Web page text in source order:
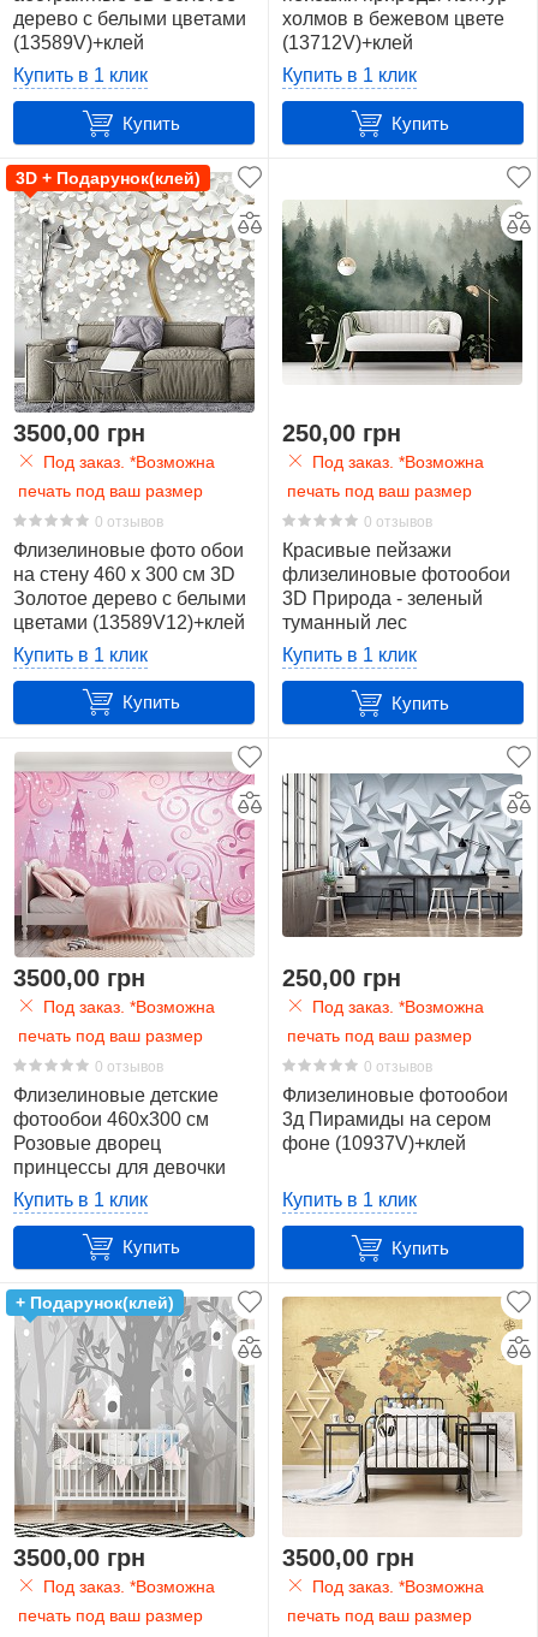
дерево с белыми цветами
(13589V)+клей
Купить в 1 клик
Купить
холмов в бежевом цвете
(13712V)+клей
Купить в 1 клик
Купить
3D + Подарунок(клей)
3500,00 грн
Под заказ. *Возможна
печать под ваш размер
0 отзывов
Флизелиновые фото обои
на стену 460 x 300 см 3D
Золотое дерево с белыми
цветами (13589V12)+клей
Купить в 1 клик
Купить
250,00 грн
Под заказ. *Возможна
печать под ваш размер
0 отзывов
Красивые пейзажи
флизелиновые фотообои
3D Природа - зеленый
туманный лес
(13026V)+клей
Купить в 1 клик
Купить
3500,00 грн
Под заказ. *Возможна
печать под ваш размер
0 отзывов
Флизелиновые детские
фотообои 460x300 см
Розовые дворец
принцессы для девочки
(12547V12) +клей
Купить в 1 клик
Купить
250,00 грн
Под заказ. *Возможна
печать под ваш размер
0 отзывов
Флизелиновые фотообои
3д Пирамиды на сером
фоне (10937V)+клей
Купить в 1 клик
Купить
+ Подарунок(клей)
3500,00 грн
Под заказ. *Возможна
печать под ваш размер
3500,00 грн
Под заказ. *Возможна
печать под ваш размер